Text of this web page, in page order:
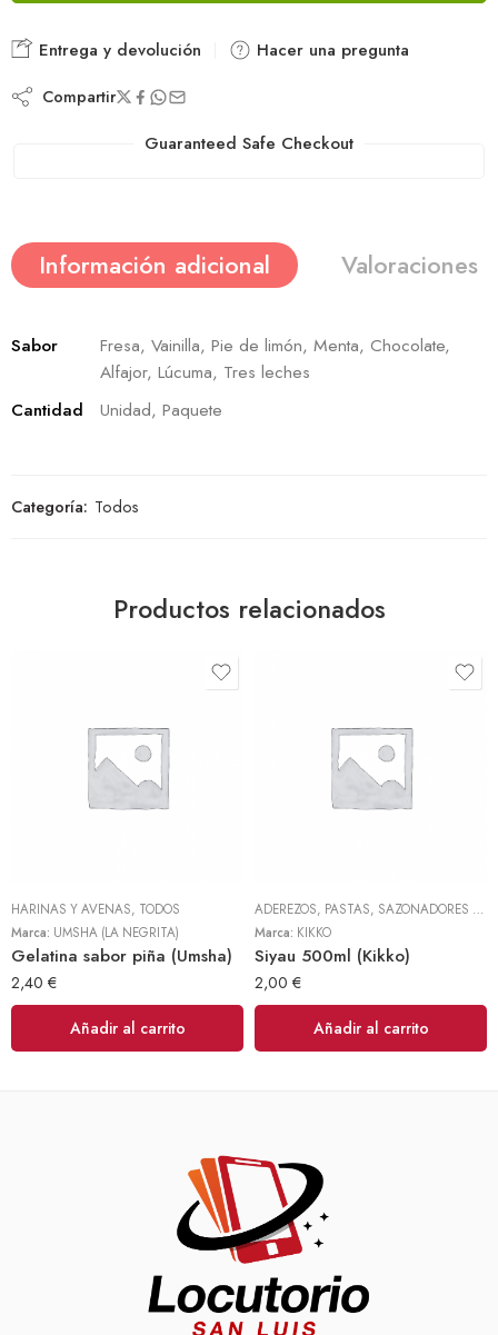
Entrega y devolución Hacer una pregunta
Compartir
Guaranteed Safe Checkout
Información adicional Valoraciones
Sabor
Fresa, Vainilla, Pie de limón, Menta, Chocolate,
Alfajor, Lúcuma, Tres leches
Cantidad
Unidad, Paquete
Categoría: Todos
Productos relacionados
HARINAS Y AVENAS, TODOS
Marca: UMSHA (LA NEGRITA)
Gelatina sabor piña (Umsha)
2,40 €
Añadir al carrito
ADEREZOS, PASTAS, SAZONADORES Y CONDIMENTOS
Marca: KIKKO
Siyau 500ml (Kikko)
2,00 €
Añadir al carrito